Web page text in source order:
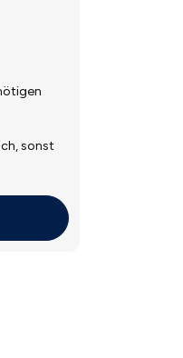
sonst